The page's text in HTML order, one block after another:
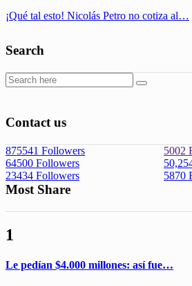
¡Qué tal esto! Nicolás Petro no cotiza al…
Search
Contact us
875541 Followers 5002
64500 Followers
23434 Followers 5870
Most Share
1
Le pedían $4.000 millones: así fue…